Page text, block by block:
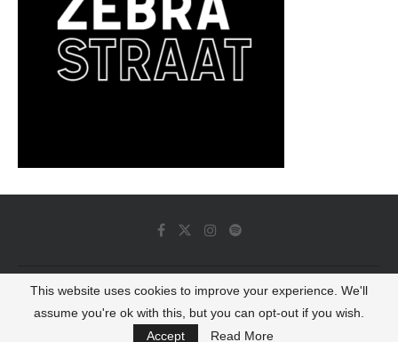
© 2022 - Luminous Dash All Rights Reserved
BACK TO TOP
This website uses cookies to improve your experience. We'll
assume you're ok with this, but you can opt-out if you wish.
Accept
Read More